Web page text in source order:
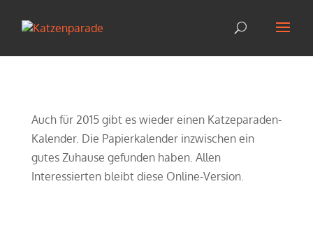
Auch für 2015 gibt es wieder einen Katzeparaden-
Kalender. Die Papierkalender inzwischen ein
gutes Zuhause gefunden haben. Allen
Interessierten bleibt diese Online-Version.